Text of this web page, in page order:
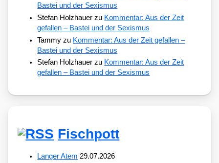
Bastei und der Sexismus
Stefan Holzhauer zu Kommentar: Aus der Zeit
gefallen – Bastei und der Sexismus
Tammy zu Kommentar: Aus der Zeit gefallen –
Bastei und der Sexismus
Stefan Holzhauer zu Kommentar: Aus der Zeit
gefallen – Bastei und der Sexismus
Fischpott
Langer Atem 29.07.2026